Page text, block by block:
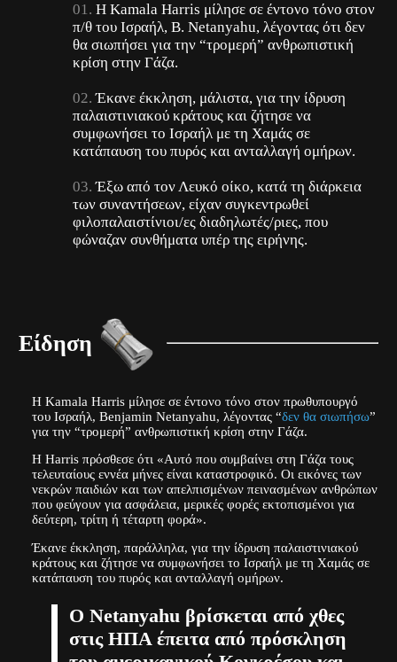
Η Kamala Harris μίλησε σε έντονο τόνο στον
π/θ του Ισραήλ, B. Netanyahu, λέγοντας ότι δεν
θα σιωπήσει για την “τρομερή” ανθρωπιστική
κρίση στην Γάζα.
Έκανε έκκληση, μάλιστα, για την ίδρυση
παλαιστινιακού κράτους και ζήτησε να
συμφωνήσει το Ισραήλ με τη Χαμάς σε
κατάπαυση του πυρός και ανταλλαγή ομήρων.
Έξω από τον Λευκό οίκο, κατά τη διάρκεια
των συναντήσεων, είχαν συγκεντρωθεί
φιλοπαλαιστίνιοι/ες διαδηλωτές/ριες, που
φώναζαν συνθήματα υπέρ της ειρήνης.
Είδηση
Η Kamala Harris μίλησε σε έντονο τόνο στον πρωθυπουργό
του Ισραήλ, Benjamin Netanyahu, λέγοντας “δεν θα σιωπήσω”
για την “τρομερή” ανθρωπιστική κρίση στην Γάζα.
Η Harris πρόσθεσε ότι «Αυτό που συμβαίνει στη Γάζα τους
τελευταίους εννέα μήνες είναι καταστροφικό. Οι εικόνες των
νεκρών παιδιών και των απελπισμένων πεινασμένων ανθρώπων
που φεύγουν για ασφάλεια, μερικές φορές εκτοπισμένοι για
δεύτερη, τρίτη ή τέταρτη φορά».
Έκανε έκκληση, παράλληλα, για την ίδρυση παλαιστινιακού
κράτους και ζήτησε να συμφωνήσει το Ισραήλ με τη Χαμάς σε
κατάπαυση του πυρός και ανταλλαγή ομήρων.
Ο Netanyahu βρίσκεται από χθες
στις ΗΠΑ έπειτα από πρόσκληση